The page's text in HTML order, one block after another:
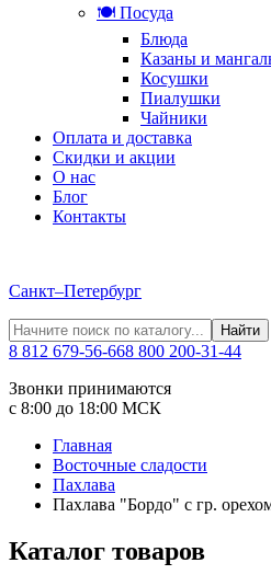
🍽️ Посуда
Блюда
Казаны и
Косушки
Пиалушки
Чайники
Оплата и доставка
Скидки и акции
О нас
Блог
Контакты
Санкт–Петербург
Найти
8 812 679-56-668 800 200-31-44
Звонки принимаются
с 8:00 до 18:00 МСК
Главная
Восточные сладости
Пахлава
Пахлава "Бордо" с гр.
Каталог товаров